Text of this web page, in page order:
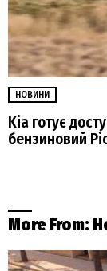
НОВИНИ
Kia готує
бензиновий
More From: